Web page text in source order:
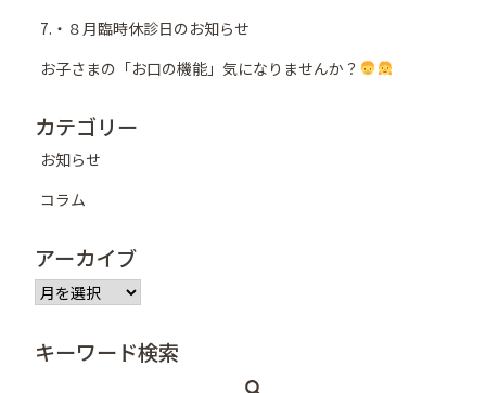
7.・８月臨時休診日のお知らせ
お子さまの「お口の機能」気になりませんか？
カテゴリー
お知らせ
コラム
アーカイブ
ア
ー
イ
キーワード検索